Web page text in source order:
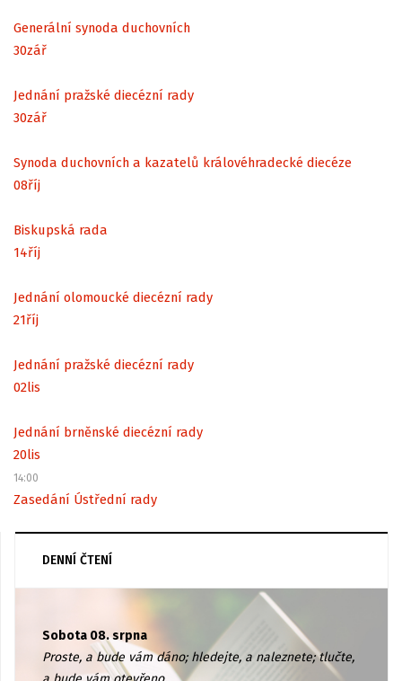
Generální synoda duchovních
30zář
Jednání pražské diecézní rady
30zář
Synoda duchovních a kazatelů královéhradecké diecéze
08říj
Biskupská rada
14říj
Jednání olomoucké diecézní rady
21říj
Jednání pražské diecézní rady
02lis
Jednání brněnské diecézní rady
20lis
14:00
Zasedání Ústřední rady
DENNÍ ČTENÍ
Sobota 08. srpna
Proste, a bude vám dáno; hledejte, a naleznete; tlučte,